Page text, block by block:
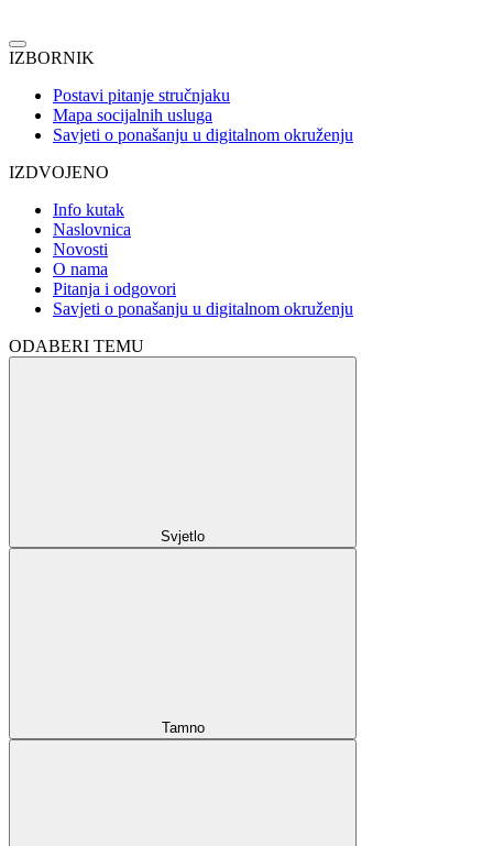
IZBORNIK
Postavi pitanje stručnjaku
Mapa socijalnih usluga
Savjeti o ponašanju u digitalnom okruženju
IZDVOJENO
Info kutak
Naslovnica
Novosti
O nama
Pitanja i odgovori
Savjeti o ponašanju u digitalnom okruženju
ODABERI TEMU
Svjetlo
Tamno